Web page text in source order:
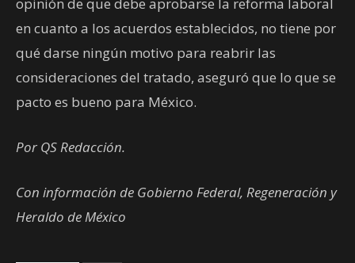
en cuanto a los acuerdos establecidos, no tiene por
qué darse ningún motivo para reabrir las
consideraciones del tratado, aseguró que lo que se
pacto es bueno para México.
Por QS Redacción.
Con información de Gobierno Federal, Regeneración y
Heraldo de México